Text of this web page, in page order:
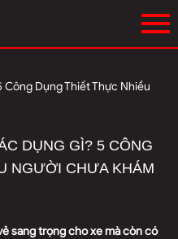
Công Dụng Thiết Thực Nhiều
DỤNG GÌ? 5 CÔNG
NGƯỜI CHƯA KHÁM
sang trọng cho xe mà còn có